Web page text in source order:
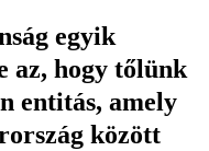
egyik
az, hogy tőlünk
entitás, amely
között